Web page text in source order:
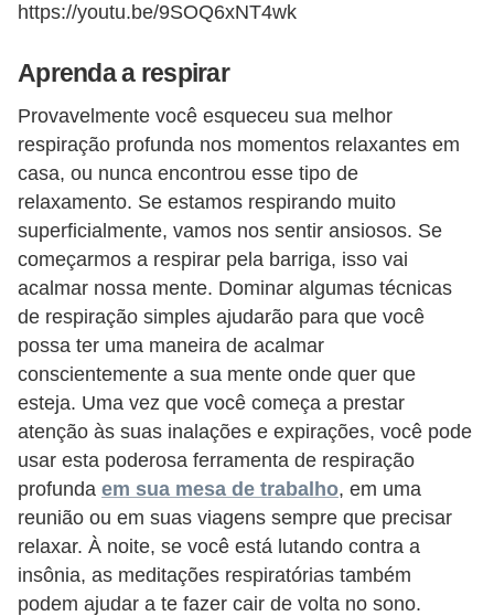
https://youtu.be/9SOQ6xNT4wk
Aprenda a respirar
Provavelmente você esqueceu sua melhor
respiração profunda nos momentos relaxantes em
casa, ou nunca encontrou esse tipo de
relaxamento. Se estamos respirando muito
superficialmente, vamos nos sentir ansiosos. Se
começarmos a respirar pela barriga, isso vai
acalmar nossa mente. Dominar algumas técnicas
de respiração simples ajudarão para que você
possa ter uma maneira de acalmar
conscientemente a sua mente onde quer que
esteja. Uma vez que você começa a prestar
atenção às suas inalações e expirações, você pode
usar esta poderosa ferramenta de respiração
profunda em sua mesa de trabalho, em uma
reunião ou em suas viagens sempre que precisar
relaxar. À noite, se você está lutando contra a
insônia, as meditações respiratórias também
podem ajudar a te fazer cair de volta no sono.
g
o
s
d
e
p
o
n
t
o
S
o
f
t
w
a
r